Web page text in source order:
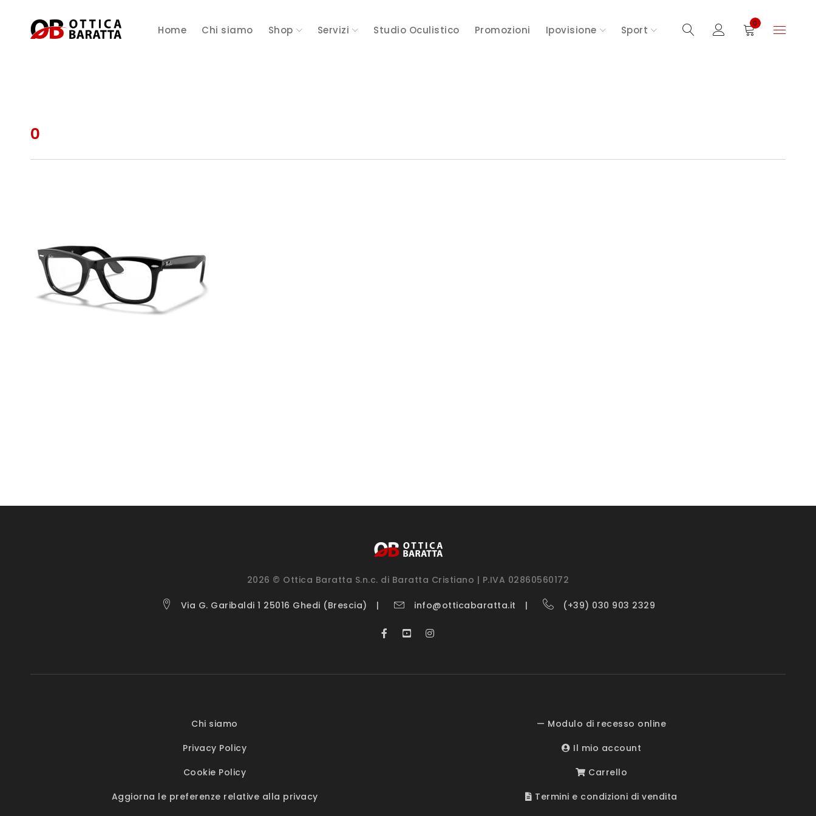
Home Chi siamo Shop Servizi Studio Oculistico Promozioni Ipovisione Sport
0
0
2026 © Ottica Baratta S.n.c. di Baratta Cristiano | P.IVA 02860560172
Via G. Garibaldi 1 25016 Ghedi (Brescia) info@otticabaratta.it (+39) 030 903 2329
Chi siamo
Privacy Policy
Cookie Policy
Aggiorna le preferenze relative alla privacy
— Modulo di recesso online
Il mio account
Carrello
Termini e condizioni di vendita